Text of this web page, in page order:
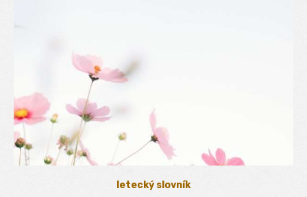
letecký slovník